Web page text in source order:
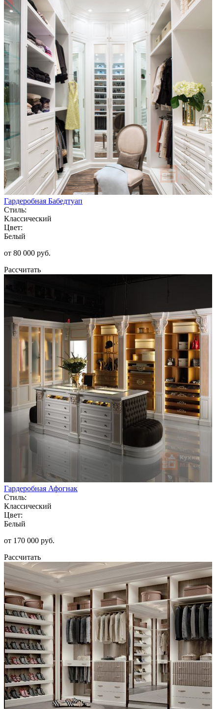
Гардеробная Бабедтуап
Стиль:
Классический
Цвет:
Белый
от 80 000 руб.
Рассчитать
Гардеробная Афогнак
Стиль:
Классический
Цвет:
Белый
от 170 000 руб.
Рассчитать